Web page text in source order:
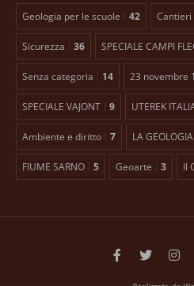
Geologia per le scuole 42 Cantieri
Sicurezza 36 SPECIALE CAMPI
Senza categoria 14 23 novembre
SPECIALE VAJONT 9 UTEREK
Ambiente e diritto 7 LA
FIUME SARNO 5 Geoarte 3 Il